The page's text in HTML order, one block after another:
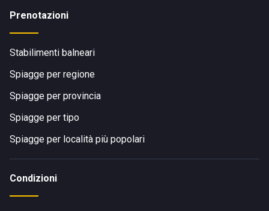
Prenotazioni
Stabilimenti balneari
Spiagge per regione
Spiagge per provincia
Spiagge per tipo
Spiagge per località più popolari
Condizioni